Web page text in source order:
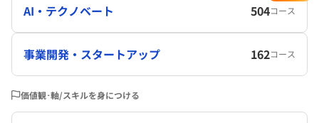
AI・テクノベート 504コース
事業開発・スタートアップ 162コース
価値観･軸/スキルを身につける